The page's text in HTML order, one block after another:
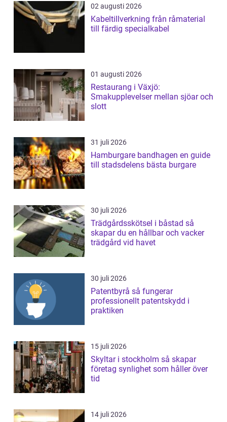
02 augusti 2026
Kabeltillverkning från råmaterial
till färdig specialkabel
01 augusti 2026
Restaurang i Växjö:
Smakupplevelser mellan sjöar och
slott
31 juli 2026
Hamburgare bandhagen en guide
till stadsdelens bästa burgare
30 juli 2026
Trädgårdsskötsel i båstad så
skapar du en hållbar och vacker
trädgård vid havet
30 juli 2026
Patentbyrå så fungerar
professionellt patentskydd i
praktiken
15 juli 2026
Skyltar i stockholm så skapar
företag synlighet som håller över
tid
14 juli 2026